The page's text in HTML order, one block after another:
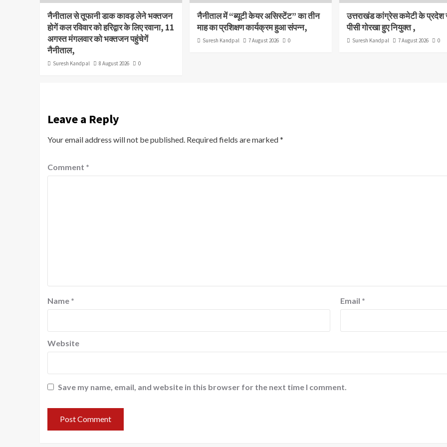
नैनीताल से तूफानी डाक कावड़ लेने भक्तजन
होगें कल रविवार को हरिद्वार के लिए रवाना, 11
अगस्त मंगलवार को भक्तजन पहुंचेगें
नैनीताल,
Suresh Kandpal 8 August 2026 0
नैनीताल में “ब्यूटी केयर असिस्टेंट” का तीन
माह का प्रशिक्षण कार्यक्रम हुआ संपन्न,
Suresh Kandpal 7 August 2026 0
उत्तराखंड कांग्रेस कमेटी के प्रदेश
पीसी गोरखा हुए नियुक्त ,
Suresh Kandpal 7 August 2026 0
Leave a Reply
Your email address will not be published. Required fields are marked*
Comment *
Name * Email *
Website
Save my name, email, and website in this browser for the next time I comment.